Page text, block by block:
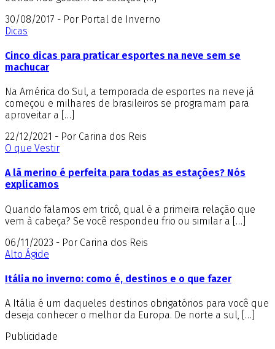
30/08/2017 - Por Portal de Inverno
Dicas
Cinco dicas para praticar esportes na neve sem se
machucar
Na América do Sul, a temporada de esportes na neve já
começou e milhares de brasileiros se programam para
aproveitar a […]
22/12/2021 - Por Carina dos Reis
O que Vestir
A lã merino é perfeita para todas as estações? Nós
explicamos
Quando falamos em tricô, qual é a primeira relação que
vem à cabeça? Se você respondeu frio ou similar a […]
06/11/2023 - Por Carina dos Reis
Alto Ágide
Itália no inverno: como é, destinos e o que fazer
A Itália é um daqueles destinos obrigatórios para você que
deseja conhecer o melhor da Europa. De norte a sul, […]
Publicidade